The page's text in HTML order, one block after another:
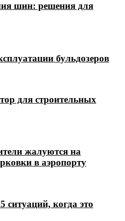
шин: решения для
бульдозеров
для строительных
жалуются на
в аэропорту
ситуаций, когда это